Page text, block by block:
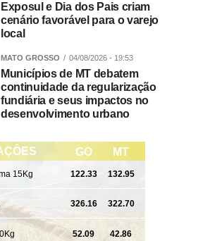
Exposul e Dia dos Pais criam
cenário favorável para o varejo
local
MATO GROSSO 04/08/2026 - 19:53
Municípios de MT debatem
continuidade da regularização
fundiária e seus impactos no
desenvolvimento urbano